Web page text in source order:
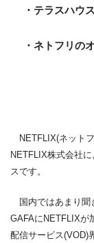
・テラスハウ
・ネトフリの
NETFLIX(ネット
NETFLIX株式会社
スです。
国内ではあまり聞
GAFAにNETFLIXが
配信サービス(VOD)